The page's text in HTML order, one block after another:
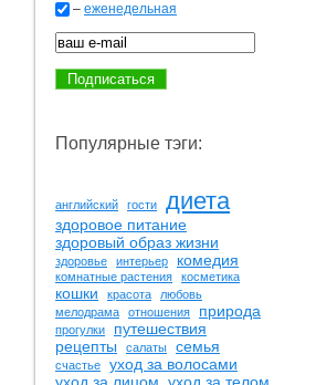
– еженедельная
Популярные тэги:
английский гости диета
здоровое питание
здоровый образ жизни
здоровье интерьер комедия
комнатные растения косметика
кошки красота
любовь
мелодрама
отношения природа
прогулки
путешествия
рецепты
салаты семья
счастье
уход за волосами